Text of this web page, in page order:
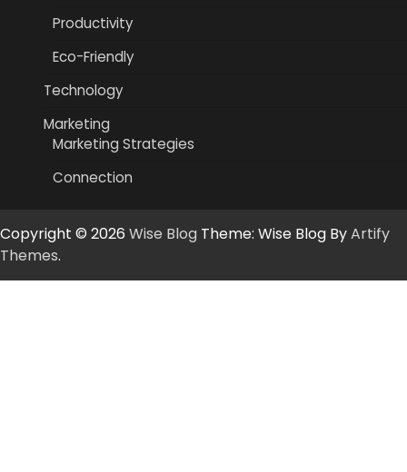
Productivity
Eco-Friendly
Technology
Marketing
Marketing Strategies
Connection
Copyright © 2026 Wise Blog Theme: Wise Blog ByArtify
Themes.